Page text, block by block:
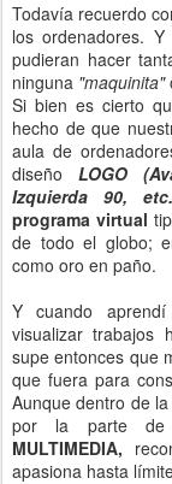
Todavía recuerdo
los ordenadores.
pudieran hacer
ninguna "maquinita"
Si bien es cierto
hecho de que
aula de
diseñoLOGO
Izquierda 90,
programa virtual
de todo el globo;
como oro en paño.
Y cuando
visualizar trabajos
supe entonces que
que fuera para
Aunque dentro de
por la parte de
MULTIMEDIA,
apasiona hasta